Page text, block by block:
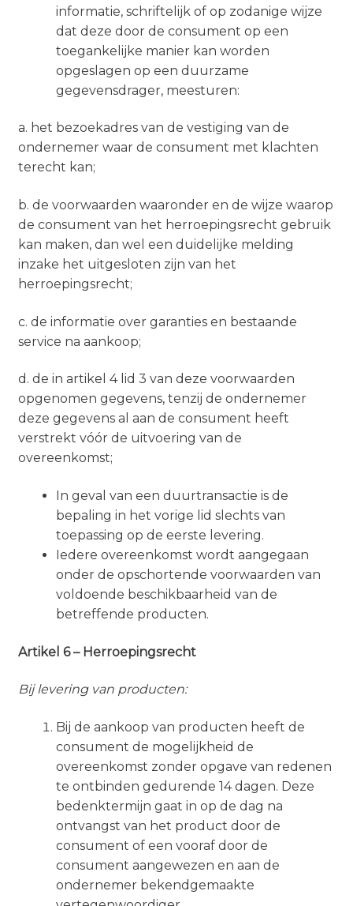
informatie, schriftelijk of op zodanige wijze
dat deze door de consument op een
toegankelijke manier kan worden
opgeslagen op een duurzame
gegevensdrager, meesturen:
a. het bezoekadres van de vestiging van de
ondernemer waar de consument met klachten
terecht kan;
b. de voorwaarden waaronder en de wijze waarop
de consument van het herroepingsrecht gebruik
kan maken, dan wel een duidelijke melding
inzake het uitgesloten zijn van het
herroepingsrecht;
c. de informatie over garanties en bestaande
service na aankoop;
d. de in artikel 4 lid 3 van deze voorwaarden
opgenomen gegevens, tenzij de ondernemer
deze gegevens al aan de consument heeft
verstrekt vóór de uitvoering van de
overeenkomst;
In geval van een duurtransactie is de
bepaling in het vorige lid slechts van
toepassing op de eerste levering.
Iedere overeenkomst wordt aangegaan
onder de opschortende voorwaarden van
voldoende beschikbaarheid van de
betreffende producten.
Artikel 6 – Herroepingsrecht
Bij levering van producten:
Bij de aankoop van producten heeft de
consument de mogelijkheid de
overeenkomst zonder opgave van redenen
te ontbinden gedurende 14 dagen. Deze
bedenktermijn gaat in op de dag na
ontvangst van het product door de
consument of een vooraf door de
consument aangewezen en aan de
ondernemer bekendgemaakte